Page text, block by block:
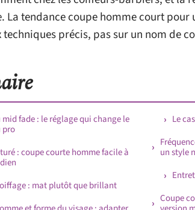
La tendance coupe homme court
précis, pas sur un nom de
mid fade : le réglage qui change le
pro
: coupe courte homme facile à
: mat plutôt que brillant
Le
un style
Coupe